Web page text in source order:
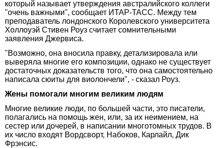
который называет утверждения австралийского коллеги
"очень важными", сообщает ИТАР-ТАСС. Между тем
преподаватель лондонского Королевского университета
Холлоуэй Стивен Роуз считает сомнительными
заявления Джервиса.
"Возможно, она вносила правку, детализировала или
выверяла многие его композиции, однако не существует
достаточных доказательств того, что она самостоятельно
написала сюиты для виолончели", - сказал Роуз.
Жены помогали многим великим людям
Многие великие люди, по большей части, это писатели,
полагались на помощь жен, или, за их неимением, на
сестер или дочерей, в написании многотомных трудов. В
их число входят Вордсворт, Набоков, Карлайл, Дик
Фрэнсис.